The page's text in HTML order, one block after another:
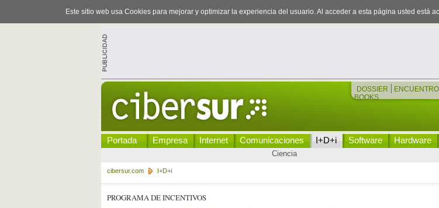
Este sitio web usa Cookies para mejorar y optimizar la experiencia del usuario. Al acceder a esta página usted está
DOSSIER
BOOKS
Portada Empresa Internet Comunicaciones I+D+i Software Hardware
Ciencia
cibersur.com I+D+i
PROGRAMA DE INCENTIVOS